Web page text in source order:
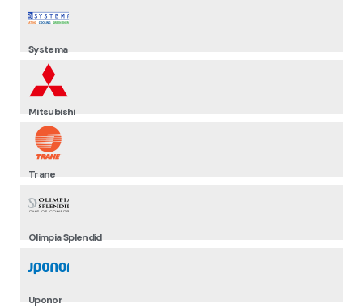
Systema
Mitsubishi
Trane
Olimpia Splendid
Uponor